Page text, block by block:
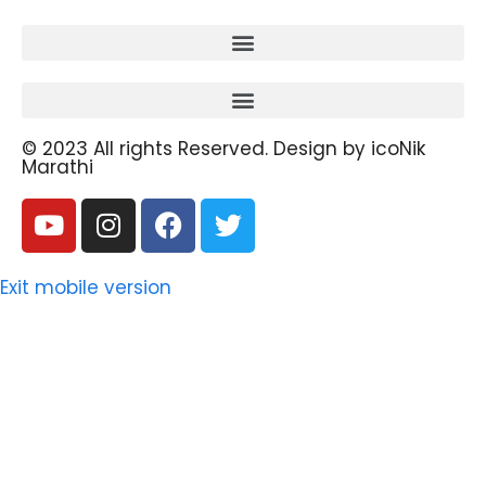
© 2023 All rights Reserved. Design by icoNik
Marathi
Exit mobile version